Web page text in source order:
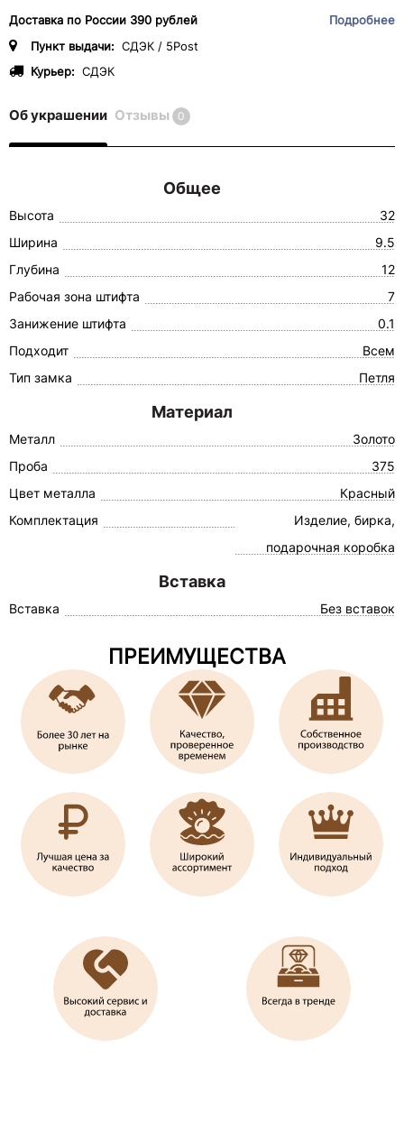
Доставка по России 390 рублей
Подробнее
Пункт выдачи: СДЭК / 5Post
Курьер: СДЭК
Об украшении Отзывы 0
Общее
Высота
32
Ширина
9.5
Глубина
12
Рабочая зона штифта
7
Занижение штифта
0.1
Подходит
Всем
Тип замка
Петля
Материал
Металл
Золото
Проба
375
Цвет металла
Красный
Комплектация
Изделие, бирка,
подарочная коробка
Вставка
Вставка Без вставок
ПРЕИМУЩЕСТВА